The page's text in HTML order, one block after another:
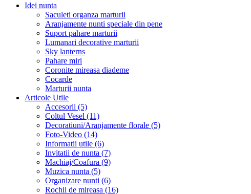
Idei nunta
Saculeti organza marturii
Aranjamente nunti speciale din pene
Suport pahare marturii
Lumanari decorative marturii
Sky lanterns
Pahare miri
Coronite mireasa diademe
Cocarde
Marturii nunta
Articole Utile
Accesorii (5)
Coltul Vesel (11)
Decoratiuni/Aranjamente florale (5)
Foto-Video (14)
Informatii utile (6)
Invitatii de nunta (7)
Machiaj/Coafura (9)
Muzica nunta (5)
Organizare nunti (6)
Rochii de mireasa (16)